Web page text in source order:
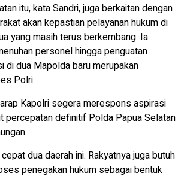
itu, kata Sandri, juga berkaitan dengan
akan kepastian pelayanan hukum di
yang masih terus berkembang. Ia
personel hingga penguatan
di dua Mapolda baru merupakan
Polri.
Kapolri segera merespons aspirasi
percepatan definitif Polda Papua Selatan
dua daerah ini. Rakyatnya juga butuh
penegakan hukum sebagai bentuk